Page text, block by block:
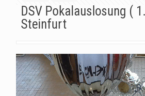
DSV Pokalauslosung (
Steinfurt